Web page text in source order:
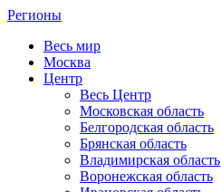
Регионы
Весь мир
Москва
Центр
Весь Центр
Московская область
Белгородская область
Брянская область
Владимирская область
Воронежская область